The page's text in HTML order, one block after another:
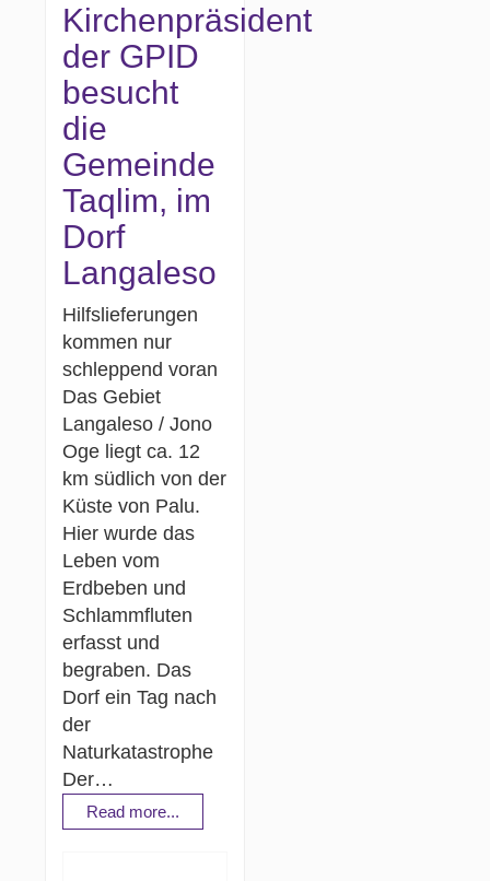
Kirchenpräsident
der GPID
besucht
die
Gemeinde
Taqlim, im
Dorf
Langaleso
Hilfslieferungen
kommen nur
schleppend voran
Das Gebiet
Langaleso / Jono
Oge liegt ca. 12
km südlich von der
Küste von Palu.
Hier wurde das
Leben vom
Erdbeben und
Schlammfluten
erfasst und
begraben. Das
Dorf ein Tag nach
der
Naturkatastrophe
Der…
Read more...